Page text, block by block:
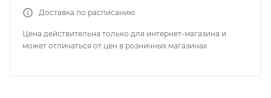
Доставка по расписанию
Цена действительна только для интернет-магазина и
может отличаться от цен в розничных магазинах